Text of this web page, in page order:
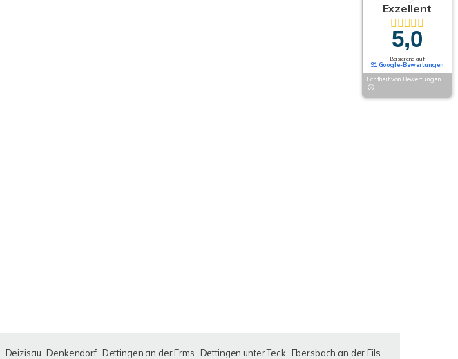
Deizisau Denkendorf Dettingen an der Erms Dettingen unter Teck
Ebersbach an der Fils
Exzellent
5,0
Basierend auf
91 Google-Bewertungen
Echtheit von Bewertungen